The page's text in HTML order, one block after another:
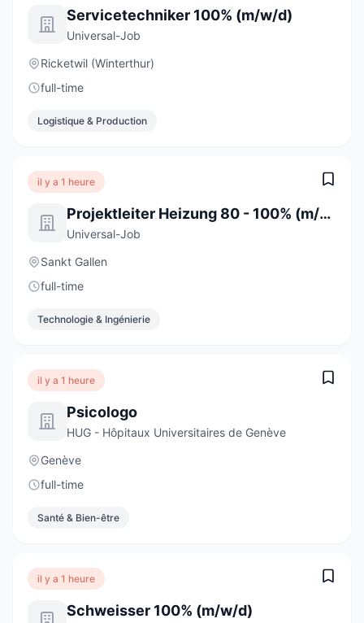
Servicetechniker 100% (m/w/d)
Universal-Job
Ricketwil (Winterthur)
full-time
Logistique & Production
il y a 1 heure
Projektleiter Heizung 80 - 100% (m/w/d)
Universal-Job
Sankt Gallen
full-time
Technologie & Ingénierie
il y a 1 heure
Psicologo
HUG - Hôpitaux Universitaires de Genève
Genève
full-time
Santé & Bien-être
il y a 1 heure
Schweisser 100% (m/w/d)